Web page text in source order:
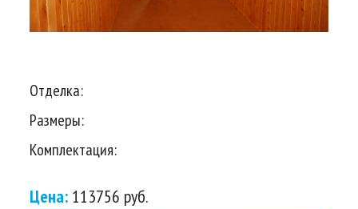
Отделка:
Размеры:
Комплектация:
Цена: 113756 руб.